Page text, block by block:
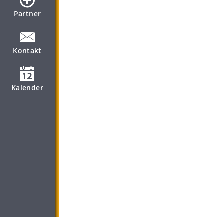
Partner
Kontakt
Kalender